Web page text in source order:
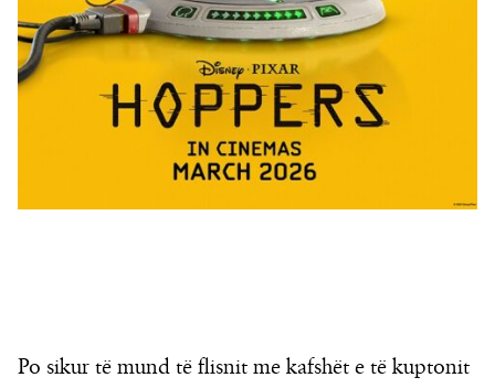
Po sikur të mund të flisnit me kafshët e të kuptonit